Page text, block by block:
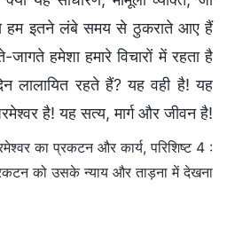
हम इतने लंबे समय से ठुकराते आए हैं
हमेशा हमारे विचारों में रहता है
लालायित रहते हैं? यह वही है! यह
है! यह सत्य, मार्ग और जीवन है!
का प्रकटन और कार्य, परिशिष्ट 4 :
को उसके न्याय और ताड़ना में देखना